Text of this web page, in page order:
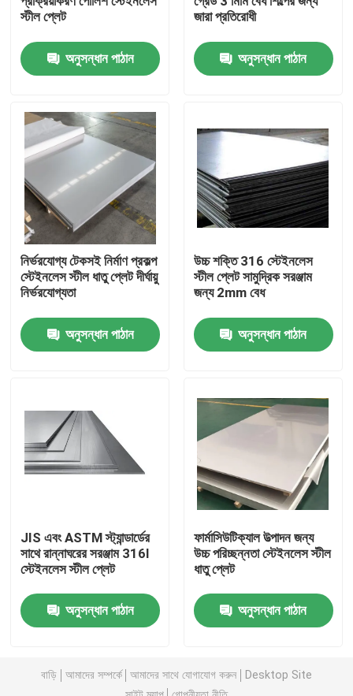
বাড়ি
পণ্য
আমাদের সম্পর্কে
গুণমান নিয়ন্ত্রণ
স্টেইনলেস স্টীল মেটাল প্লেট
স্টেইনলেস স্টীল প্রোফাইল
স্টীল প্লেট
অনুসন্ধান পাঠান
জারা প্রতিরোধী
অনুসন্ধান পাঠান
নির্ভরযোগ্য টেকসই নির্মাণ প্রকল্প
স্টেইনলেস স্টীল ধাতু প্লেট দীর্ঘায়ু
নির্ভরযোগ্যতা
অনুসন্ধান পাঠান
উচ্চ শক্তি 316 স্টেইনলেস
স্টীল প্লেট সামুদ্রিক সরঞ্জাম
জন্য 2mm বেধ
অনুসন্ধান পাঠান
JIS এবং ASTM স্ট্যান্ডার্ডের
সাথে রান্নাঘরের সরঞ্জাম 316l
স্টেইনলেস স্টীল প্লেট
অনুসন্ধান পাঠান
ফার্মাসিউটিক্যাল উত্পাদন জন্য
উচ্চ পরিচ্ছন্নতা স্টেইনলেস স্টীল
ধাতু প্লেট
অনুসন্ধান পাঠান
বাড়ি আমাদের সম্পর্কে আমাদের সাথে যোগাযোগ করুন
Desktop Site